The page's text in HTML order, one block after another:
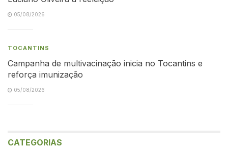
05/08/2026
TOCANTINS
Campanha de multivacinação inicia no Tocantins e
reforça imunização
05/08/2026
CATEGORIAS